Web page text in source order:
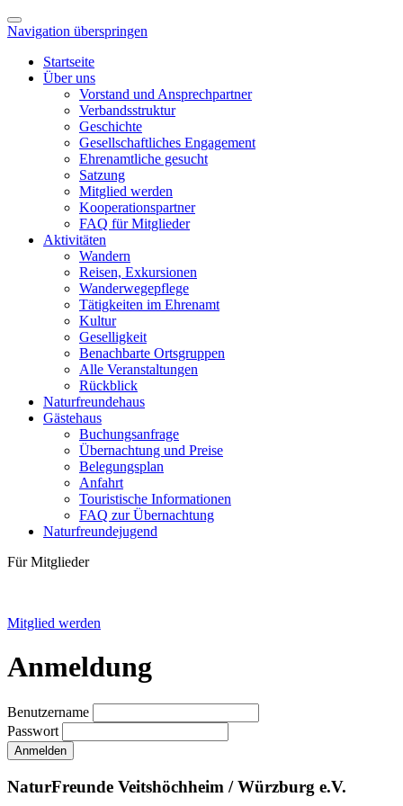
Navigation überspringen
Startseite
Über uns
Vorstand und Ansprechpartner
Verbandsstruktur
Geschichte
Gesellschaftliches Engagement
Ehrenamtliche gesucht
Satzung
Mitglied werden
Kooperationspartner
FAQ für Mitglieder
Aktivitäten
Wandern
Reisen, Exkursionen
Wanderwegepflege
Tätigkeiten im Ehrenamt
Kultur
Geselligkeit
Benachbarte Ortsgruppen
Alle Veranstaltungen
Rückblick
Naturfreundehaus
Gästehaus
Buchungsanfrage
Übernachtung und Preise
Belegungsplan
Anfahrt
Touristische Informationen
FAQ zur Übernachtung
Naturfreundejugend
Für Mitglieder
Mitglied werden
Anmeldung
Benutzername
Passwort
Anmelden
NaturFreunde Veitshöchheim / Würzburg e.V.